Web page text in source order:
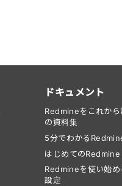
ドキュメント
Redmineをこれから
の資料集
5分でわかる
はじめてのRedmine
Redmineを使い始
設定